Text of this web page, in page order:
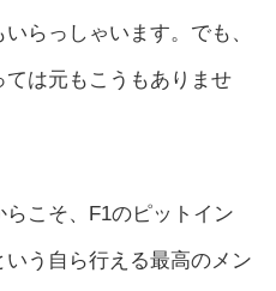
らっしゃいます。でも、
は元もこうもありませ
こそ、F1のピットイン
う自ら行える最高のメン